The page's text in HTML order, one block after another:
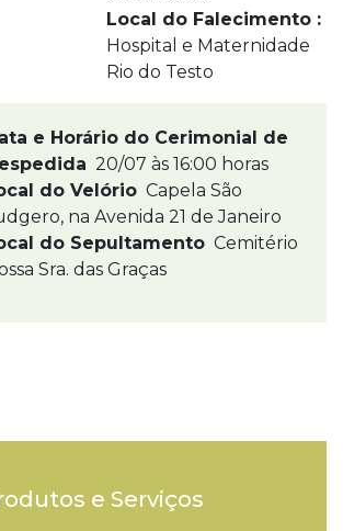
Local do Falecimento :
Hospital e Maternidade
Rio do Testo
e Horário do Cerimonial de
20/07 às 16:00 horas
do Velório Capela São
na Avenida 21 de Janeiro
do Sepultamento Cemitério
Sra. das Graças
e Serviços